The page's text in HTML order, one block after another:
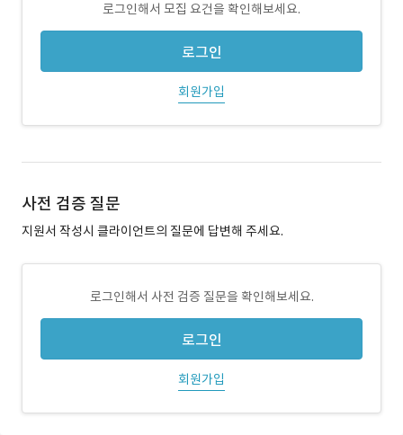
로그인해서 모집 요건을 확인해보세요.
로그인
회원가입
사전 검증 질문
지원서 작성시 클라이언트의 질문에 답변해 주세요.
로그인해서 사전 검증 질문을 확인해보세요.
로그인
회원가입